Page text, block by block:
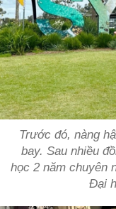
Trước đó, nàng
bay. Sau nhiều
học 2 năm chuyên
Đại